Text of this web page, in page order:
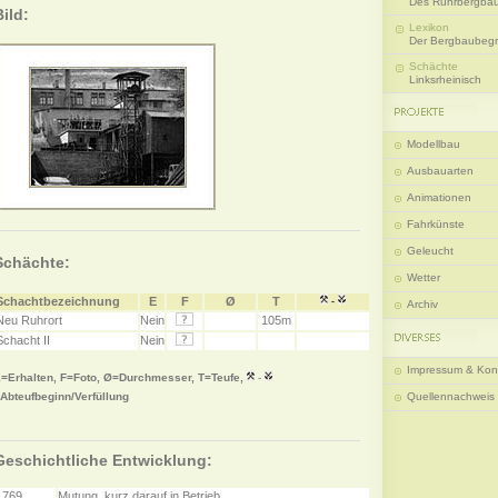
E F Ø T -
Ruhrort Nein
105m
II
Nein
F=Foto, Ø=Durchmesser, T=Teufe,
-
Verfüllung
Entwicklung:
Lexikon
Der
Schächte
Linksrheinisch
Modellbau
Ausbauarten
Animationen
Fahrkünste
Geleucht
Wetter
Archiv
Impressum &
Quellennachweis